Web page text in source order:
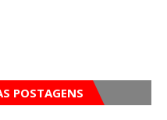
POSTAGENS